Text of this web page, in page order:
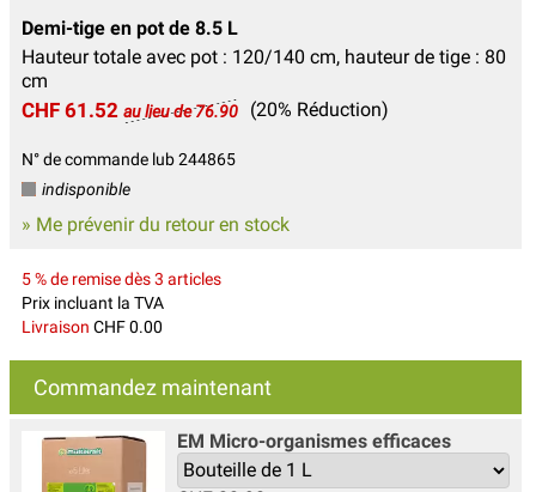
Demi-tige en pot de 8.5 L
Hauteur totale avec pot : 120/140 cm, hauteur de tige : 80
cm
CHF 61.52 au lieu de 76.90 (20% Réduction)
N° de commande lub 244865
indisponible
» Me prévenir du retour en stock
5 % de remise dès 3 articles
Prix incluant la TVA
Livraison CHF 0.00
Commandez maintenant
EM Micro-organismes efficaces